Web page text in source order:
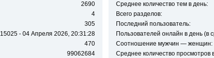
2690
4
305
15025 - 04 Апреля 2026, 20:31:28
470
99062684
Среднее количество тем в день:
Всего разделов:
Последний пользователь:
Пользователей онлайн в день (в
Соотношение мужчин — женщин:
Среднее количество просмотров